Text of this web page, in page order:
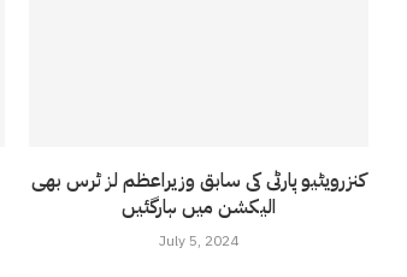
کنزرویٹیو پارٹی کی سابق وزیراعظم لز ٹرس بھی
الیکشن میں ہارگئیں
July 5, 2024